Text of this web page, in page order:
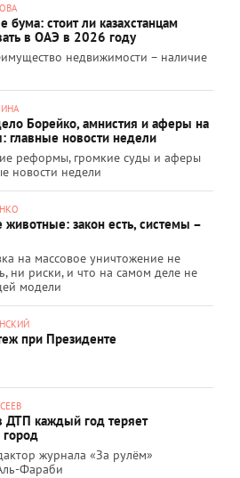
бума: стоит ли казахстанцам
в ОАЭ в 2026 году
недвижимости – наличие
Борейко, амнистия и аферы на
главные новости недели
реформы, громкие суды и аферы
новости недели
закон есть, системы –
на массовое уничтожение не
ни риски, и что на самом деле не
модели
при Президенте
ДТП каждый год теряет
журнала «За рулём»
Фараби